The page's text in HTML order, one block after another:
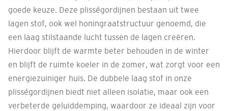
goede keuze. Deze plisségordijnen bestaan uit twee
lagen stof, ook wel honingraatstructuur genoemd, die
een laag stilstaande lucht tussen de lagen creëren.
Hierdoor blijft de warmte beter behouden in de winter
en blijft de ruimte koeler in de zomer, wat zorgt voor een
energiezuiniger huis. De dubbele laag stof in onze
plisségordijnen biedt niet alleen isolatie, maar ook een
verbeterde geluiddemping, waardoor ze ideaal zijn voor